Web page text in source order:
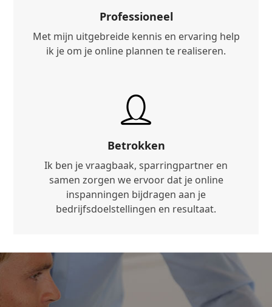
Professioneel
Met mijn uitgebreide kennis en ervaring help
ik je om je online plannen te realiseren.
Betrokken
Ik ben je vraagbaak, sparringpartner en
samen zorgen we ervoor dat je online
inspanningen bijdragen aan je
bedrijfsdoelstellingen en resultaat.